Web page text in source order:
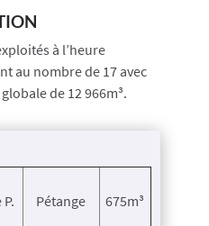
à l’heure
au nombre de 17 avec
de 12 966m³.
Pétange 675m³